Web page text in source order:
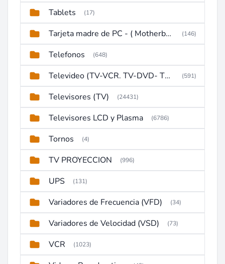
Tablets (17)
Tarjeta madre de PC - ( Motherboard ) (146)
Telefonos (648)
Televideo (TV-VCR. TV-DVD- TV-DVD-VCR) (591)
Televisores (TV) (24431)
Televisores LCD y Plasma (6786)
Tornos (4)
TV PROYECCION (996)
UPS (131)
Variadores de Frecuencia (VFD) (34)
Variadores de Velocidad (VSD) (73)
VCR (1023)